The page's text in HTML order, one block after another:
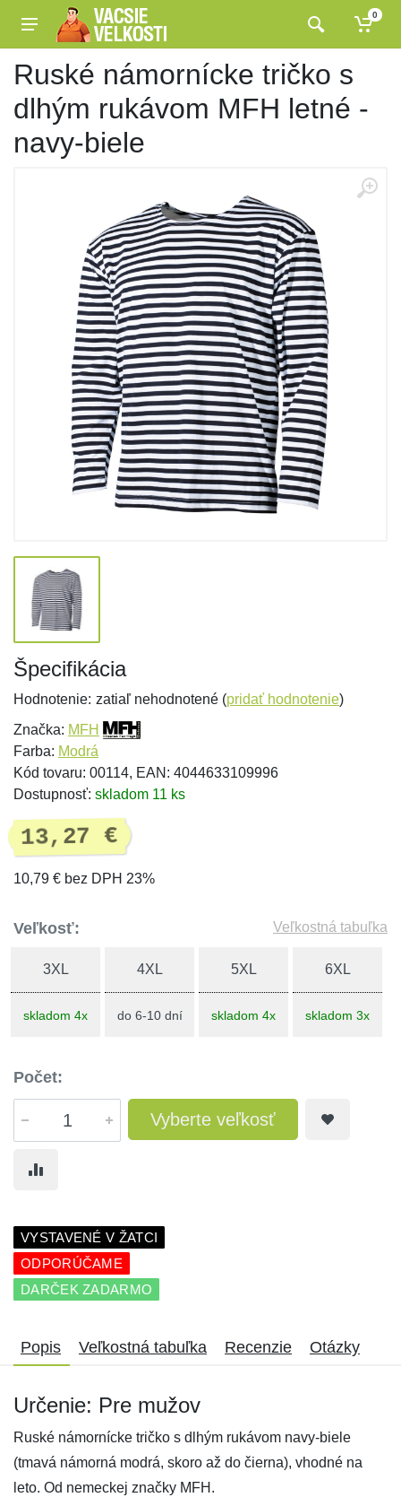
0
Ruské námornícke tričko s
dlhým rukávom MFH letné -
navy-biele
Špecifikácia
Hodnotenie: zatiaľ nehodnotené (pridať hodnotenie)
Značka: MFH
Farba: Modrá
Kód tovaru: 00114, EAN: 4044633109996
Dostupnosť: skladom 11 ks
13,27 €
10,79 € bez DPH 23%
Veľkosť: Veľkostná tabuľka
3XL
skladom 4x
4XL
do 6-10 dní
5XL
skladom 4x
6XL
skladom 3x
Počet:
Vyberte veľkosť
VYSTAVENÉ V ŽATCI
ODPORÚČAME
DARČEK ZADARMO
Popis Veľkostná tabuľka Recenzie Otázky
Určenie: Pre mužov
Ruské námornícke tričko s dlhým rukávom navy-biele
(tmavá námorná modrá, skoro až do čierna), vhodné na
leto. Od nemeckej značky MFH.